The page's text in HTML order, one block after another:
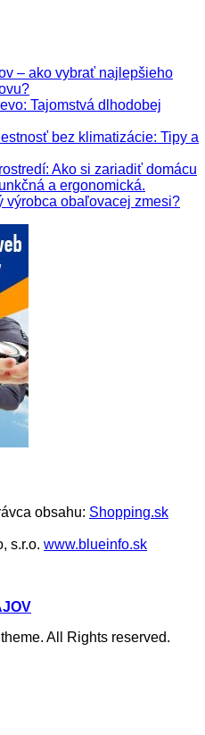
– ako vybrať najlepšieho
Tajomstvá dlhodobej
bez klimatizácie: Tipy a
Ako si zariadiť domácu
a ergonomická.
výrobca obaľovacej zmesi?
obsahu: Shopping.sk
s.r.o. www.blueinfo.sk
All Rights reserved.